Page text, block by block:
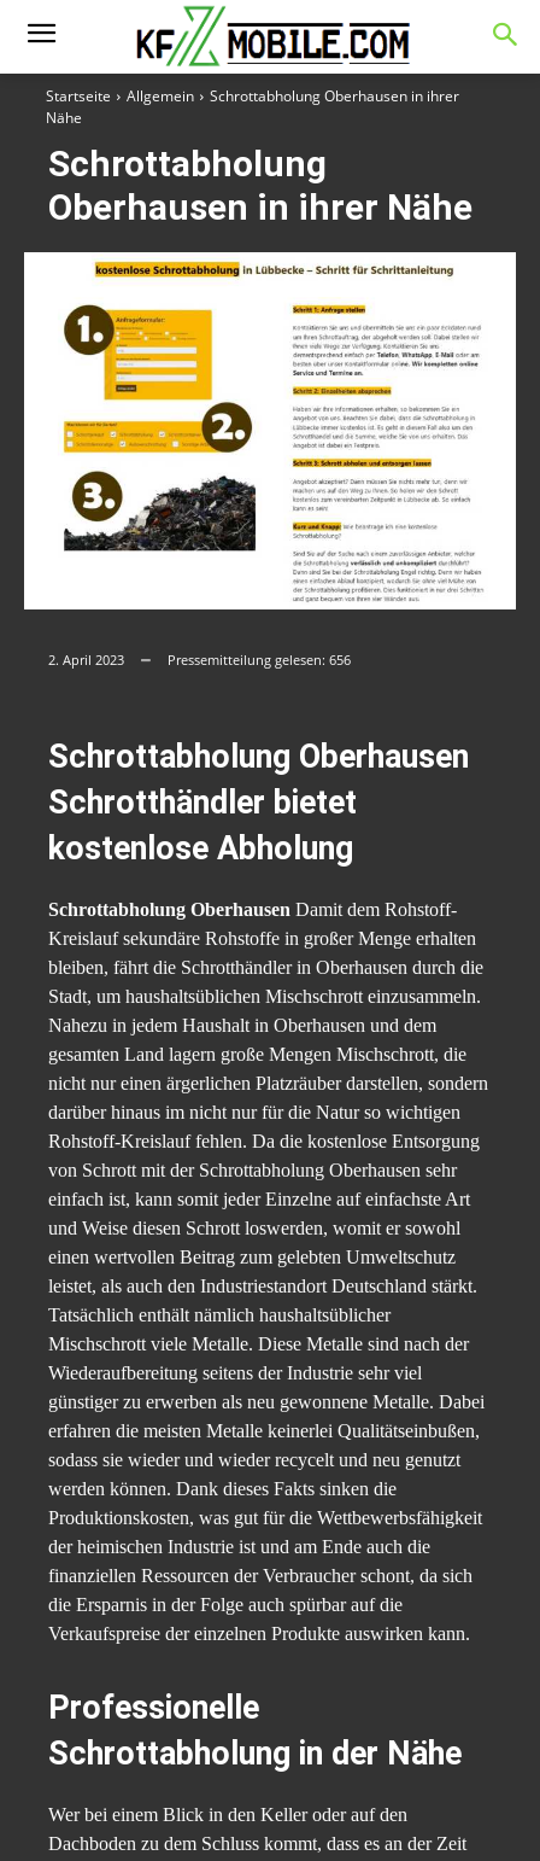
Startseite Allgemein
Schrottabholung Oberhausen in ihrer
Nähe
Schrottabholung
Oberhausen in ihrer Nähe
2. April 2023 Pressemitteilung gelesen: 656
Schrottabholung Oberhausen
Schrotthändler bietet
kostenlose Abholung
Schrottabholung Oberhausen Damit dem Rohstoff-
Kreislauf sekundäre Rohstoffe in großer Menge erhalten
bleiben, fährt die Schrotthändler in Oberhausen durch die
Stadt, um haushaltsüblichen Mischschrott einzusammeln.
Nahezu in jedem Haushalt in Oberhausen und dem
gesamten Land lagern große Mengen Mischschrott, die
nicht nur einen ärgerlichen Platzräuber darstellen, sondern
darüber hinaus im nicht nur für die Natur so wichtigen
Rohstoff-Kreislauf fehlen. Da die kostenlose Entsorgung
von Schrott mit der Schrottabholung Oberhausen sehr
einfach ist, kann somit jeder Einzelne auf einfachste Art
und Weise diesen Schrott loswerden, womit er sowohl
einen wertvollen Beitrag zum gelebten Umweltschutz
leistet, als auch den Industriestandort Deutschland stärkt.
Tatsächlich enthält nämlich haushaltsüblicher
Mischschrott viele Metalle. Diese Metalle sind nach der
Wiederaufbereitung seitens der Industrie sehr viel
günstiger zu erwerben als neu gewonnene Metalle. Dabei
erfahren die meisten Metalle keinerlei Qualitätseinbußen,
sodass sie wieder und wieder recycelt und neu genutzt
werden können. Dank dieses Fakts sinken die
Produktionskosten, was gut für die Wettbewerbsfähigkeit
der heimischen Industrie ist und am Ende auch die
finanziellen Ressourcen der Verbraucher schont, da sich
die Ersparnis in der Folge auch spürbar auf die
Verkaufspreise der einzelnen Produkte auswirken kann.
Professionelle
Schrottabholung in der Nähe
Wer bei einem Blick in den Keller oder auf den
Dachboden zu dem Schluss kommt, dass es an der Zeit